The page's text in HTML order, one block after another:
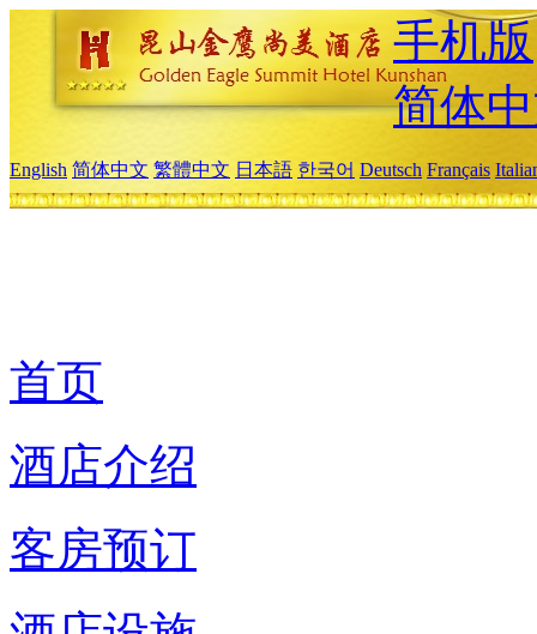
手机版
简体
English 简体中文 繁體中文 日本語 한국어 Deutsch Français
首页
酒店介绍
客房预订